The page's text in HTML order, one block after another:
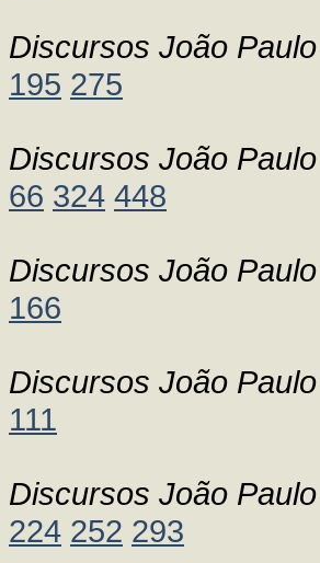
Discursos João
195 275
Discursos João
66 324 448
Discursos João
166
Discursos João
111
Discursos João
224 252 293